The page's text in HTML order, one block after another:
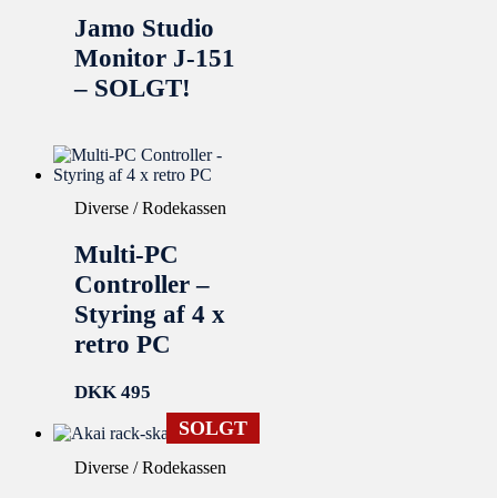
Jamo Studio
Monitor J-151
– SOLGT!
Diverse / Rodekassen
Multi-PC
Controller –
Styring af 4 x
retro PC
DKK495
SOLGT
Diverse / Rodekassen